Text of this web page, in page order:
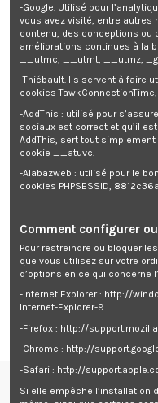
Détails du produit
Reviews (0)
Wde la marqueWarm Tech.
Led, ce radiateur est
sèche est livré avec des
49.3 cm de largeur et 8 cm de
Le corps de chauffe est en
chaleur douce et agréable qui
chaleur même éteint) et le
- Dimensions: 570 x 493 x 80
- Réglage température : de 7 à
- Thermostat avec display Led
- Timer 7 jours
- Modes : eco - confort - anti
- Fixation murale
- Couleur : blanc
Renseignements
-Google. Utilisé pour
vous avez visité, entre autres
contenu, des conceptions ou
améliorations continues à la
__utmc, __utmt, __utmz,
-Thiébault. Ils servent à faire
cookies
-AddThis : utilisé pour
sociaux est correct et qu’il
AddThis, sert tout
cookie __atuvc.
-Alabazweb : utilisé pour le
cookies PHPSESSID,
Comment configurer
Pour restreindre ou bloquer
que vous utilisez sur votre
d’options en ce qui concerne
-Internet Explorer : http://
Internet-Explorer-9
-Firefox : http://
-Chrome : http://
-Safari : http://
Si elle empêche